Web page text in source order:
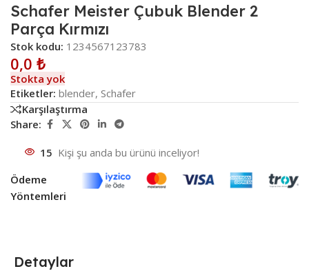
Schafer Meister Çubuk Blender 2
Parça Kırmızı
Stok kodu: 1234567123783
0,0 ₺
Stokta yok
Etiketler: blender, Schafer
Karşılaştırma
Share:
15 Kişi şu anda bu ürünü inceliyor!
Ödeme
Yöntemleri
Detaylar